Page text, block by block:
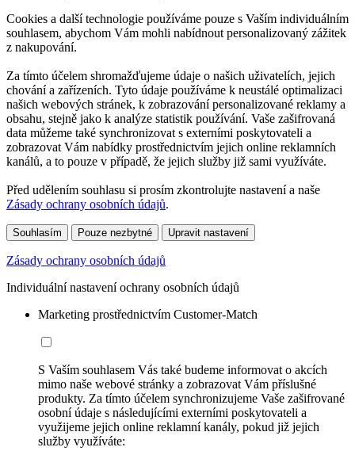
Cookies a další technologie používáme pouze s Vaším individuálním
souhlasem, abychom Vám mohli nabídnout personalizovaný zážitek
z nakupování.
Za tímto účelem shromažďujeme údaje o našich uživatelích, jejich
chování a zařízeních. Tyto údaje používáme k neustálé optimalizaci
našich webových stránek, k zobrazování personalizované reklamy a
obsahu, stejně jako k analýze statistik používání. Vaše zašifrovaná
data můžeme také synchronizovat s externími poskytovateli a
zobrazovat Vám nabídky prostřednictvím jejich online reklamních
kanálů, a to pouze v případě, že jejich služby již sami využíváte.
Před udělením souhlasu si prosím zkontrolujte nastavení a naše
Zásady ochrany osobních údajů.
Souhlasím Pouze nezbytné Upravit nastavení
Zásady ochrany osobních údajů
Individuální nastavení ochrany osobních údajů
Marketing prostřednictvím Customer-Match
S Vaším souhlasem Vás také budeme informovat o akcích
mimo naše webové stránky a zobrazovat Vám příslušné
produkty. Za tímto účelem synchronizujeme Vaše zašifrované
osobní údaje s následujícími externími poskytovateli a
využijeme jejich online reklamní kanály, pokud již jejich
služby využíváte: